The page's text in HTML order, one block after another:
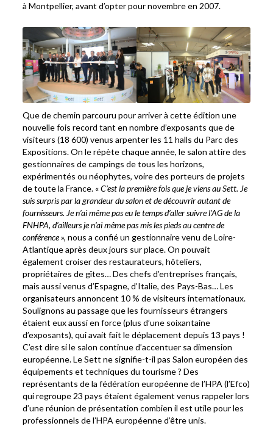
à Montpellier, avant d’opter pour novembre en 2007.
Que de chemin parcouru pour arriver à cette édition une
nouvelle fois record tant en nombre d’exposants que de
visiteurs (18 600) venus arpenter les 11 halls du Parc des
Expositions. On le répète chaque année, le salon attire des
gestionnaires de campings de tous les horizons,
expérimentés ou néophytes, voire des porteurs de projets
de toute la France. «C’est la première fois que je viens au Sett. Je
suis surpris par la grandeur du salon et de découvrir autant de
fournisseurs. Je n’ai même pas eu le temps d’aller suivre l’AG de la
FNHPA, d’ailleurs je n’ai même pas mis les pieds au centre de
conférence», nous a confié un gestionnaire venu de Loire-
Atlantique après deux jours sur place. On pouvait
également croiser des restaurateurs, hôteliers,
propriétaires de gîtes… Des chefs d’entreprises français,
mais aussi venus d’Espagne, d’Italie, des Pays-Bas… Les
organisateurs annoncent 10 % de visiteurs internationaux.
Soulignons au passage que les fournisseurs étrangers
étaient eux aussi en force (plus d’une soixantaine
d’exposants), qui avait fait le déplacement depuis 13 pays !
C’est dire si le salon continue d’accentuer sa dimension
européenne. Le Sett ne signifie-t-il pas Salon européen des
équipements et techniques du tourisme ? Des
représentants de la fédération européenne de l’HPA (l’Efco)
qui regroupe 23 pays étaient également venus rappeler lors
d’une réunion de présentation combien il est utile pour les
professionnels de l’HPA européenne d’être unis.